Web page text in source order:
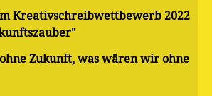
Kreativschreibwettbewerb 2022
Zukunft, was wären wir ohne